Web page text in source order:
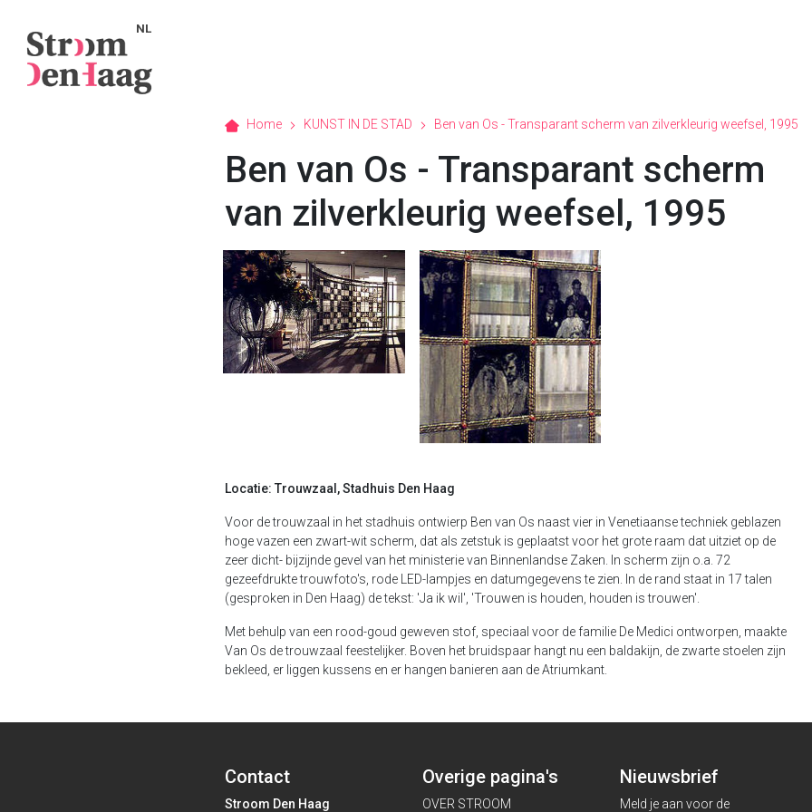
NL
Home KUNST IN DE STAD Ben van Os - Transparant scherm van zilverkleurig weefsel, 1995
Ben van Os - Transparant scherm
van zilverkleurig weefsel, 1995
Locatie: Trouwzaal, Stadhuis Den Haag
Voor de trouwzaal in het stadhuis ontwierp Ben van Os naast vier in Venetiaanse techniek geblazen
hoge vazen een zwart-wit scherm, dat als zetstuk is geplaatst voor het grote raam dat uitziet op de
zeer dicht- bijzijnde gevel van het ministerie van Binnenlandse Zaken. In scherm zijn o.a. 72
gezeefdrukte trouwfoto's, rode LED-lampjes en datumgegevens te zien. In de rand staat in 17 talen
(gesproken in Den Haag) de tekst: 'Ja ik wil', 'Trouwen is houden, houden is trouwen'.
Met behulp van een rood-goud geweven stof, speciaal voor de familie De Medici ontworpen, maakte
Van Os de trouwzaal feestelijker. Boven het bruidspaar hangt nu een baldakijn, de zwarte stoelen zijn
bekleed, er liggen kussens en er hangen banieren aan de Atriumkant.
Contact
Stroom Den Haag
Overige pagina's
OVER STROOM
Nieuwsbrief
Meld je aan voor de